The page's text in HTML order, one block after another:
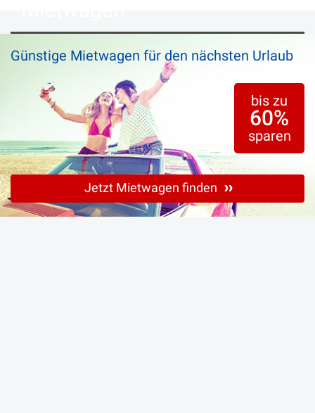
Günstige Mietwagen für den nächsten Urlaub
bis zu
60%
sparen
Jetzt Mietwagen finden